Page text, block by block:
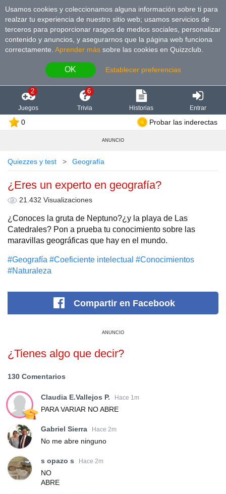
Usamos cookies y coleccionamos alguna información sobre ti para
realzar tu experiencia de nuestro sitio web; usamos servicios de
terceros para proporcionar rasgos de medios sociales, personalizar
contenido y anuncios, y asegurarnos que la página web funciona
correctamente. Aprender más sobre las cookies en Quizzclub.
OK Establecer preferencias
2
Juegos
6
Trivia Historias Entrar
0 Probar las inderectas
ANUNCIO
Quiezzes y test Geografía
¿Eres un experto en geografía?
21.432 Visualizaciones
¿Conoces la gruta de Neptuno?¿y la playa de Las
Catedrales? Pon a prueba tu conocimiento sobre las
maravillas geográficas que hay en el mundo.
#Geografía #Coeficiente intelectual #Conocimientos
#Naturaleza
Compartir en Facebook
ANUNCIO
¿Tienes algo que decir?
130 Comentarios
Claudia E.Vallejos P. Hace 1m
PARA VARIAR NO ABRE
Gabriel Sierra Hace 2m
No me abre ninguno
s opazo s Hace 2m
NO
ABRE